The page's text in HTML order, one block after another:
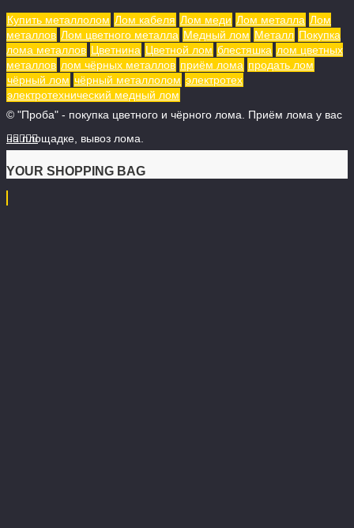
Купить металлолом Лом кабеля Лом меди Лом металла Лом
металлов Лом цветного металла Медный лом Металл Покупка
лома металлов Цветнина Цветной лом блестяшка лом цветных
металлов лом чёрных металлов приём лома продать лом
чёрный лом чёрный металлолом электротех
электротехнический медный лом
© "Проба" - покупка цветного и чёрного лома. Приём лома у вас
на площадке, вывоз лома.

YOUR SHOPPING BAG